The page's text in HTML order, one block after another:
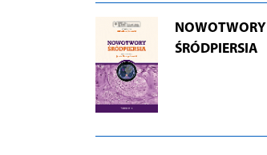
NOWOTWORY
ŚRÓDPIERSIA